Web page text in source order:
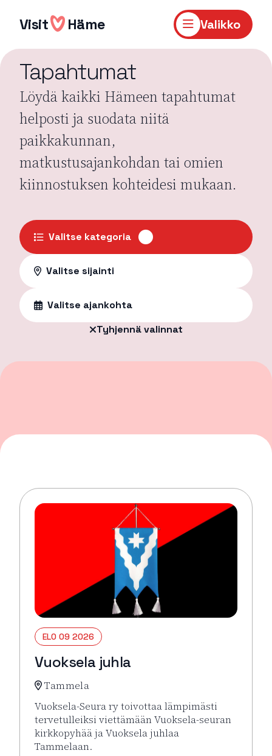
sisältöön
Visit Häme Valikko
Tapahtumat
Löydä kaikki Hämeen tapahtumat
helposti ja suodata niitä
paikkakunnan,
matkustusajankohdan tai omien
kiinnostuksen kohteidesi mukaan.
Valitse kategoria
Valitse sijainti
Valitse ajankohta
Tyhjennä valinnat
ELO 09 2026
Vuoksela juhla
Tammela
Vuoksela-Seura ry toivottaa lämpimästi
tervetulleiksi viettämään Vuoksela-seuran
kirkkopyhää ja Vuoksela juhlaa
Tammelaan.